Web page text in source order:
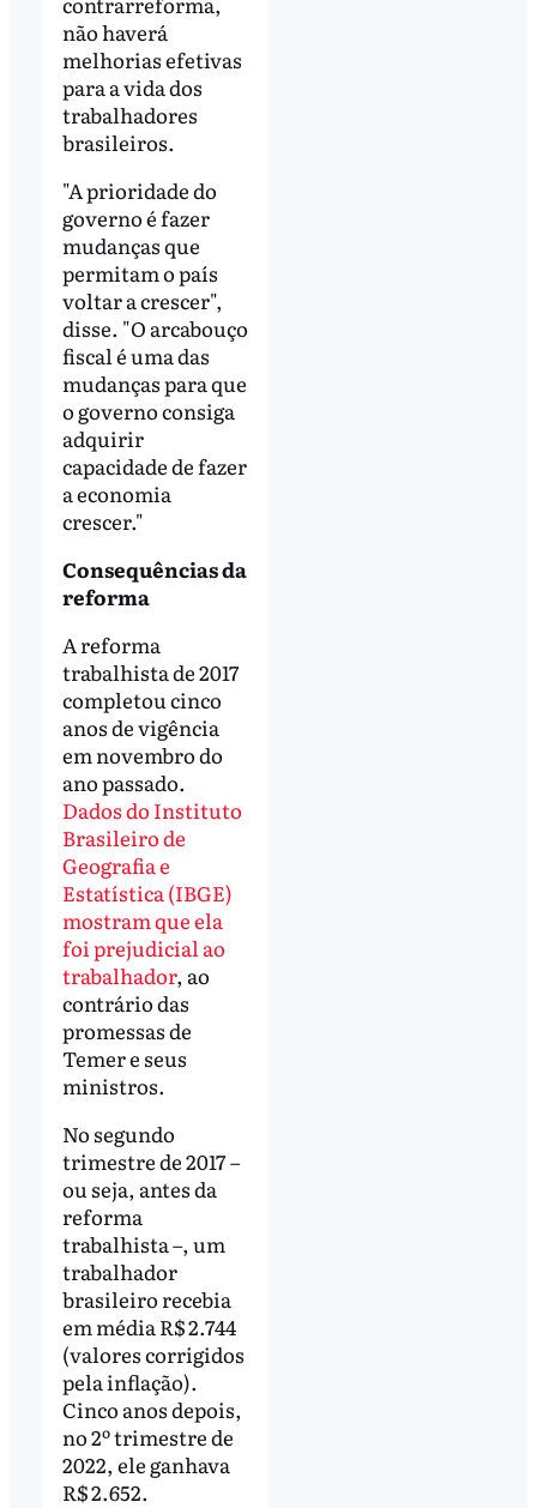
não haverá
melhorias efetivas
para a vida dos
trabalhadores
brasileiros.
"A prioridade do
governo é fazer
mudanças que
permitam o país
voltar a crescer",
disse. "O arcabouço
fiscal é uma das
mudanças para que
o governo consiga
adquirir
capacidade de fazer
a economia
crescer."
Consequências da
reforma
A reforma
trabalhista de 2017
completou cinco
anos de vigência
em novembro do
ano passado.
Dados do Instituto
Brasileiro de
Geografia e
Estatística (IBGE)
mostram que ela
foi prejudicial ao
trabalhador, ao
contrário das
promessas de
Temer e seus
ministros.
No segundo
trimestre de 2017 –
ou seja, antes da
reforma
trabalhista –, um
trabalhador
brasileiro recebia
em média R$ 2.744
(valores corrigidos
pela inflação).
Cinco anos depois,
no 2º trimestre de
2022, ele ganhava
R$ 2.652.